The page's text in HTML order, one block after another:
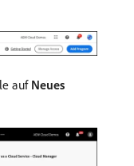
auf Neues